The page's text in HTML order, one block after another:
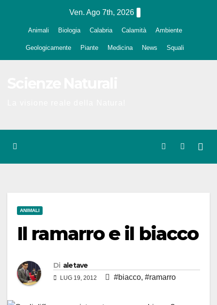
Ven. Ago 7th, 2026
Animali Biologia Calabria Calamità Ambiente
Geologicamente Piante Medicina News Squali
ANIMALI
Il ramarro e il biacco
Di aletave
LUG 19, 2012 #biacco, #ramarro